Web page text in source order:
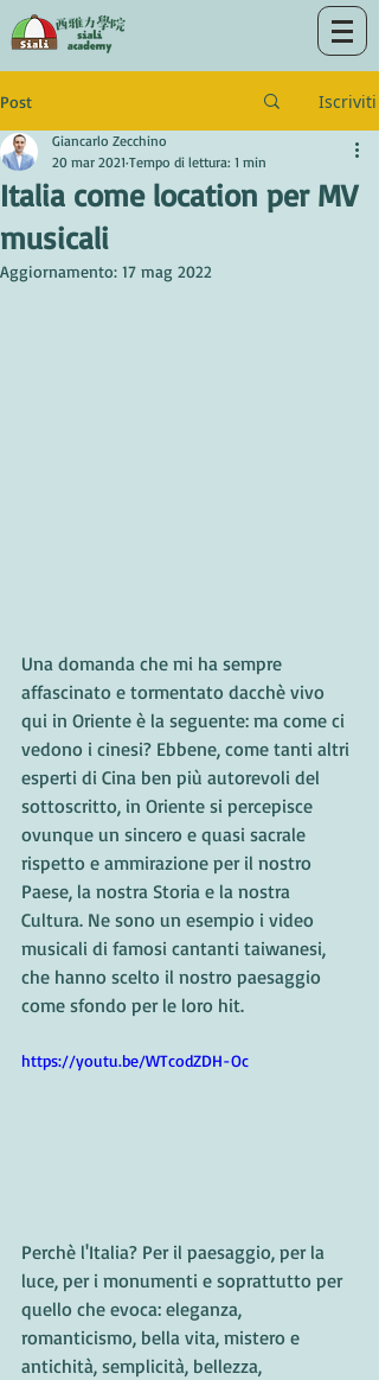
Post Iscriviti
Italia come location per MV
musicali
Giancarlo Zecchino
20 mar 2021 Tempo di lettura: 1 min
Aggiornamento: 17 mag 2022
Una domanda che mi ha sempre
affascinato e tormentato dacchè vivo
qui in Oriente è la seguente: ma come ci
vedono i cinesi? Ebbene, come tanti altri
esperti di Cina ben più autorevoli del
sottoscritto, in Oriente si percepisce
ovunque un sincero e quasi sacrale
rispetto e ammirazione per il nostro
Paese, la nostra Storia e la nostra
Cultura. Ne sono un esempio i video
musicali di famosi cantanti taiwanesi,
che hanno scelto il nostro paesaggio
come sfondo per le loro hit.
https://youtu.be/WTcodZDH-Oc
Perchè l'Italia? Per il paesaggio, per la
luce, per i monumenti e soprattutto per
quello che evoca: eleganza,
romanticismo, bella vita, mistero e
antichità, semplicità, bellezza,